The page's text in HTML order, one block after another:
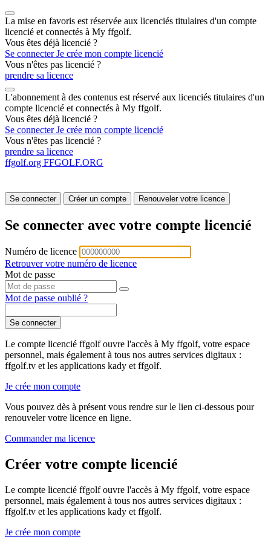
La mise en favoris est réservée aux licenciés titulaires d'un compte
licencié et connectés à My ffgolf.
Vous êtes déjà licencié ?
Se connecterJe crée mon compte licencié
Vous n'êtes pas licencié ?
prendre sa licence
L'abonnement à des contenus est réservé aux licenciés titulaires d'un
compte licencié et connectés à My ffgolf.
Vous êtes déjà licencié ?
Se connecterJe crée mon compte licencié
Vous n'êtes pas licencié ?
prendre sa licence
ffgolf.org FFGOLF.ORG
Se connecter Créer un compte Renouveler votre licence
Se connecter avec votre compte licencié
Numéro de licence
Retrouver votre numéro de licence
Mot de passe
Mot de passe oublié ?
Se connecter
Le compte licencié ffgolf ouvre l'accès à My ffgolf, votre espace
personnel, mais également à tous nos autres services digitaux :
ffgolf.tv et les applications kady et ffgolf.
Je crée mon compte
Vous pouvez dès à présent vous rendre sur le lien ci-dessous pour
renouveler votre licence en ligne.
Commander ma licence
Créer votre compte licencié
Le compte licencié ffgolf ouvre l'accès à My ffgolf, votre espace
personnel, mais également à tous nos autres services digitaux :
ffgolf.tv et les applications kady et ffgolf.
Je crée mon compte